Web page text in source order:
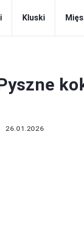
Kluski
26.01.2026